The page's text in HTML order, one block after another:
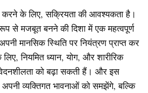
करने के लिए, सक्रियता की आवश्यकता है।
से मजबूत बनने की दिशा में एक महत्वपूर्ण
मानसिक स्थिति पर नियंत्रण प्राप्त कर
नियमित ध्यान, योग, और शारीरिक
को बढ़ा सकती हैं। और इस
व्यक्तिगत भावनाओं को समझेंगे, बल्कि